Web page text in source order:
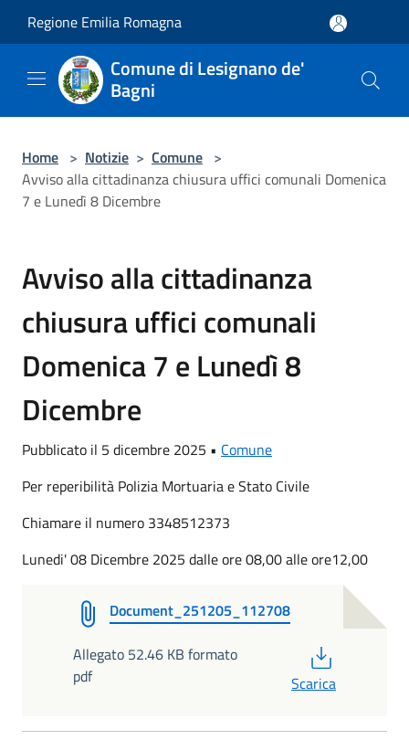
Regione Emilia Romagna
Comune di Lesignano de'
Bagni
Home > Notizie > Comune >
Avviso alla cittadinanza chiusura uffici comunali Domenica
7 e Lunedì 8 Dicembre
Avviso alla cittadinanza
chiusura uffici comunali
Domenica 7 e Lunedì 8
Dicembre
Pubblicato il 5 dicembre 2025 • Comune
Per reperibilità Polizia Mortuaria e Stato Civile
Chiamare il numero 3348512373
Lunedi' 08 Dicembre 2025 dalle ore 08,00 alle ore12,00
Document_251205_112708
Allegato 52.46 KB formato
pdf
Scarica